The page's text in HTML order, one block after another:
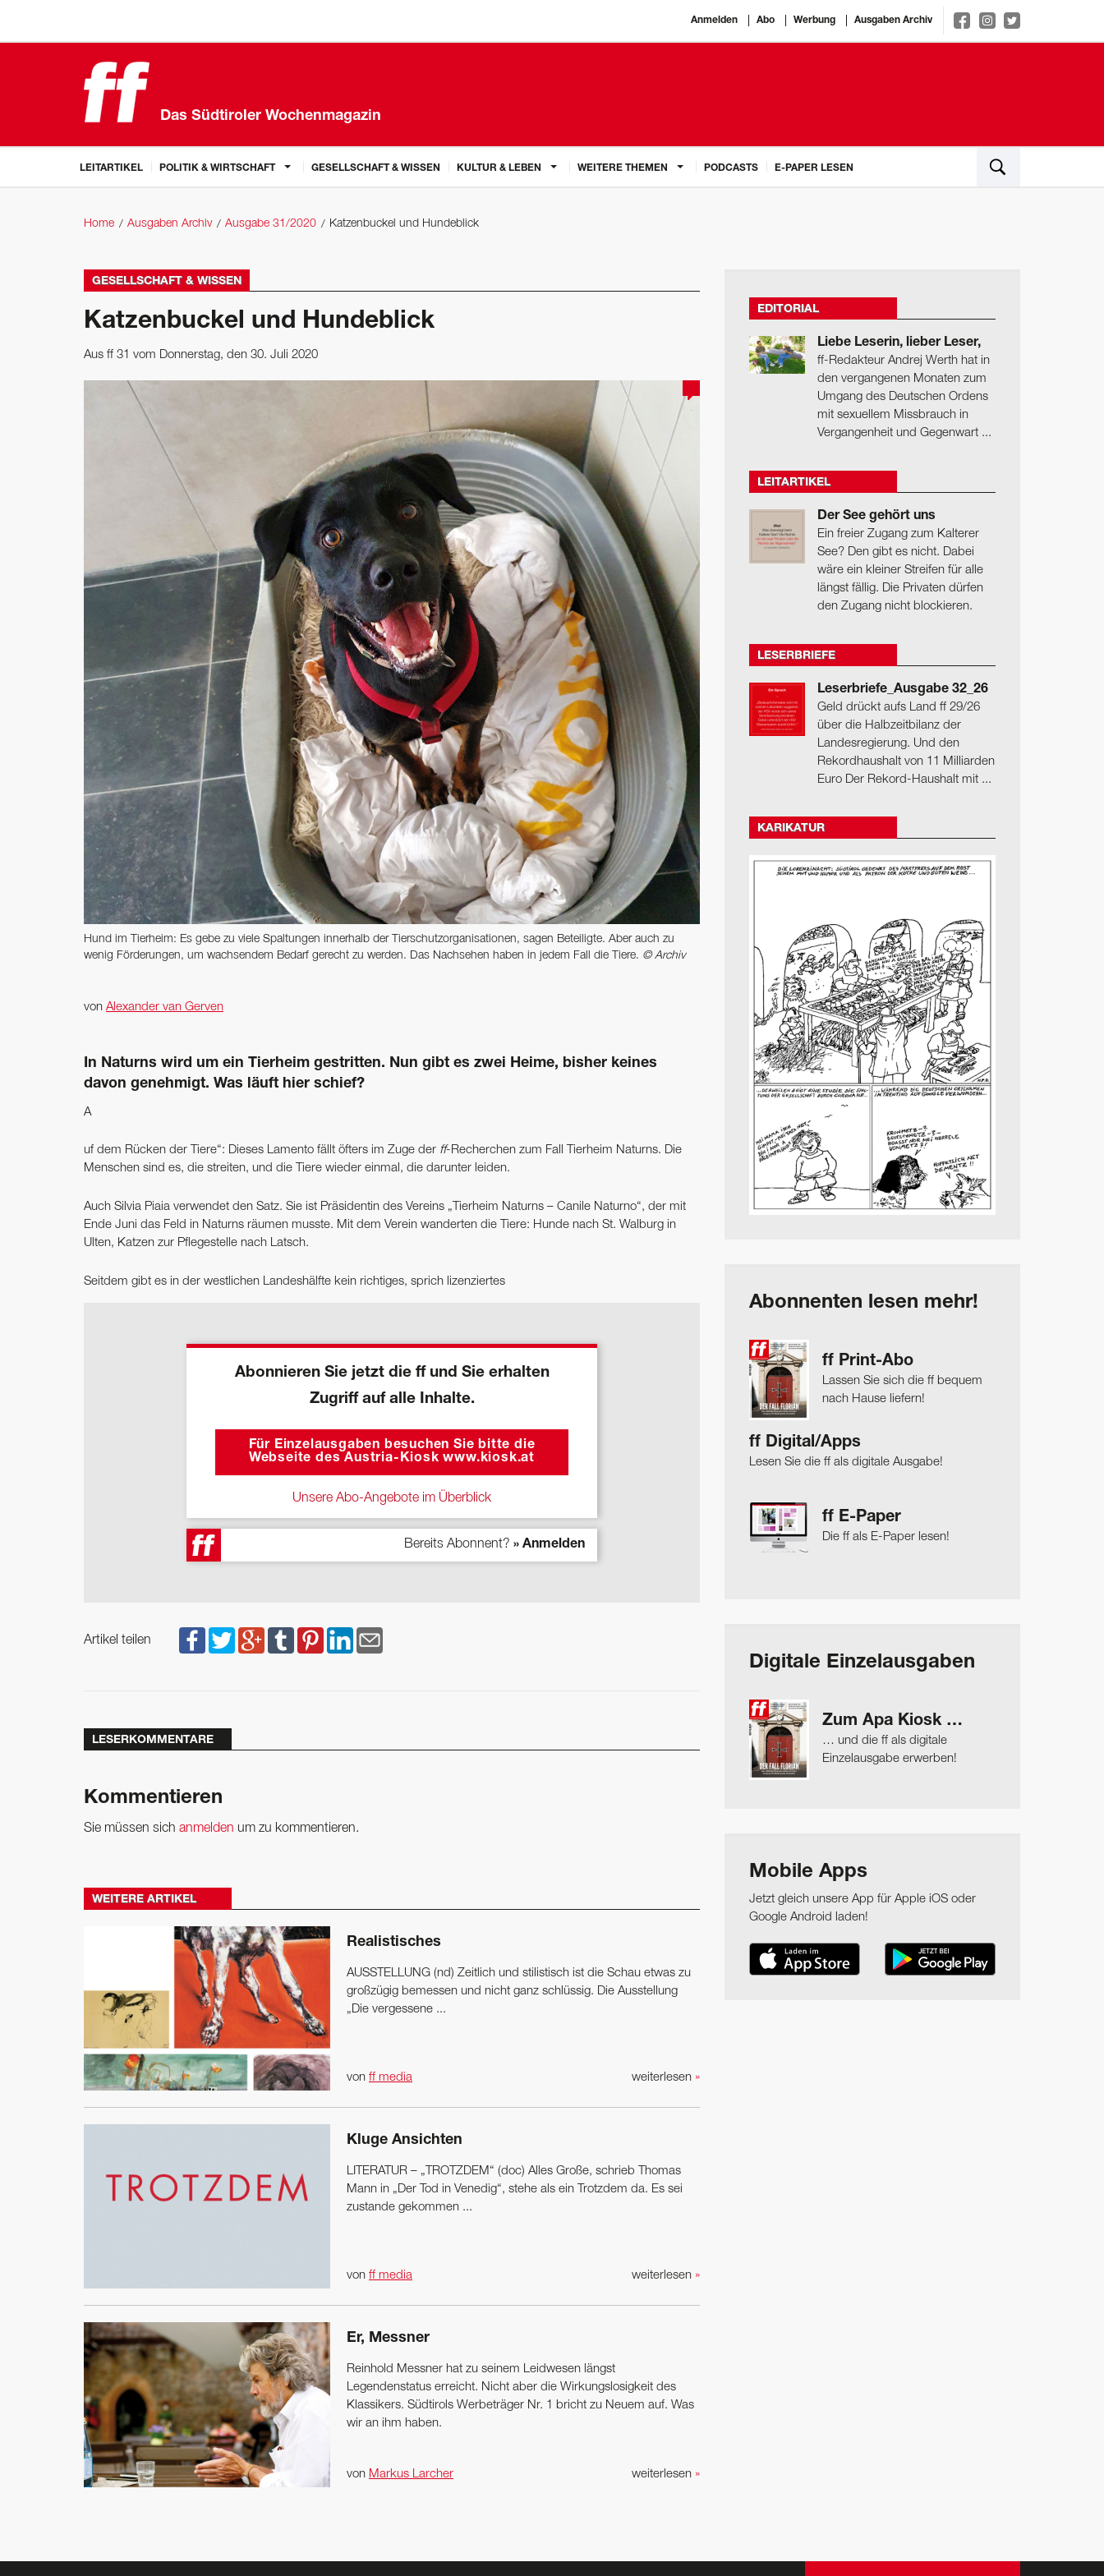
Anmelden Abo Werbung Ausgaben Archiv
Das Südtiroler Wochenmagazin
LEITARTIKEL POLITIK & WIRTSCHAFT GESELLSCHAFT & WISSEN KULTUR & LEBEN WEITERE THEMEN PODCASTS E-PAPER LESEN
Home Ausgaben Archiv Ausgabe 31/2020 Katzenbuckel und Hundeblick
GESELLSCHAFT & WISSEN
Katzenbuckel und Hundeblick
Aus ff 31 vom Donnerstag, den 30. Juli 2020
Hund im Tierheim: Es gebe zu viele Spaltungen innerhalb der Tierschutzorganisationen, sagen Beteiligte. Aber auch zu
wenig Förderungen, um wachsendem Bedarf gerecht zu werden. Das Nachsehen haben in jedem Fall die Tiere. © Archiv
von Alexander van Gerven
In Naturns wird um ein Tierheim gestritten. Nun gibt es zwei Heime, bisher keines
davon genehmigt. Was läuft hier schief?
A
uf dem Rücken der Tiere“: Dieses Lamento fällt öfters im Zuge der ff-Recherchen zum Fall Tierheim Naturns. Die
Menschen sind es, die streiten, und die Tiere wieder einmal, die darunter leiden.
Auch Silvia Piaia verwendet den Satz. Sie ist Präsidentin des Vereins „Tierheim Naturns – Canile Naturno“, der mit
Ende Juni das Feld in Naturns räumen musste. Mit dem Verein wanderten die Tiere: Hunde nach St. Walburg in
Ulten, Katzen zur Pflegestelle nach Latsch.
Seitdem gibt es in der westlichen Landeshälfte kein richtiges, sprich lizenziertes
Abonnieren Sie jetzt die ff und Sie erhalten
Zugriff auf alle Inhalte.
Für Einzelausgaben besuchen Sie bitte die
Webseite des Austria-Kiosk www.kiosk.at
Unsere Abo-Angebote im Überblick
Bereits Abonnent? » Anmelden
Artikel teilen
LESERKOMMENTARE
Kommentieren
Sie müssen sich anmelden um zu kommentieren.
WEITERE ARTIKEL
Realistisches
AUSSTELLUNG (nd) Zeitlich und stilistisch ist die Schau etwas zu
großzügig bemessen und nicht ganz schlüssig. Die Ausstellung
„Die vergessene ...
weiterlesen »
von ff media
Kluge Ansichten
LITERATUR – „TROTZDEM“ (doc) Alles Große, schrieb Thomas
Mann in „Der Tod in Venedig“, stehe als ein Trotzdem da. Es sei
zustande gekommen ...
weiterlesen »
von ff media
Er, Messner
Reinhold Messner hat zu seinem Leidwesen längst
Legendenstatus erreicht. Nicht aber die Wirkungslosigkeit des
Klassikers. Südtirols Werbeträger Nr. 1 bricht zu Neuem auf. Was
wir an ihm haben.
weiterlesen »
von Markus Larcher
EDITORIAL
Liebe Leserin, lieber Leser,
ff-Redakteur Andrej Werth hat in
den vergangenen Monaten zum
Umgang des Deutschen Ordens
mit sexuellem Missbrauch in
Vergangenheit und Gegenwart ...
LEITARTIKEL
Der See gehört uns
Ein freier Zugang zum Kalterer
See? Den gibt es nicht. Dabei
wäre ein kleiner Streifen für alle
längst fällig. Die Privaten dürfen
den Zugang nicht blockieren.
LESERBRIEFE
Leserbriefe_Ausgabe 32_26
Geld drückt aufs Land ff 29/26
über die Halbzeitbilanz der
Landesregierung. Und den
Rekordhaushalt von 11 Milliarden
Euro Der Rekord-Haushalt mit ...
KARIKATUR
Abonnenten lesen mehr!
ff Print-Abo
Lassen Sie sich die ff bequem
nach Hause liefern!
ff Digital/Apps
Lesen Sie die ff als digitale Ausgabe!
ff E-Paper
Die ff als E-Paper lesen!
Digitale Einzelausgaben
Zum Apa Kiosk …
… und die ff als digitale
Einzelausgabe erwerben!
Mobile Apps
Jetzt gleich unsere App für Apple iOS oder
Google Android laden!